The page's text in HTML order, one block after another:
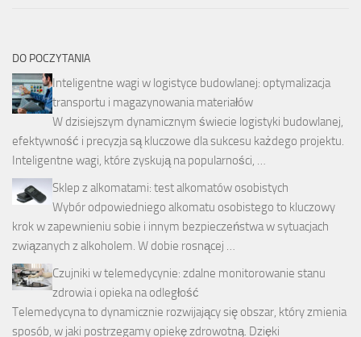
DO POCZYTANIA
Inteligentne wagi w logistyce budowlanej: optymalizacja
transportu i magazynowania materiałów
W dzisiejszym dynamicznym świecie logistyki budowlanej,
efektywność i precyzja są kluczowe dla sukcesu każdego projektu.
Inteligentne wagi, które zyskują na popularności, …
Sklep z alkomatami: test alkomatów osobistych
Wybór odpowiedniego alkomatu osobistego to kluczowy
krok w zapewnieniu sobie i innym bezpieczeństwa w sytuacjach
związanych z alkoholem. W dobie rosnącej …
Czujniki w telemedycynie: zdalne monitorowanie stanu
zdrowia i opieka na odległość
Telemedycyna to dynamicznie rozwijający się obszar, który zmienia
sposób, w jaki postrzegamy opiekę zdrowotną. Dzięki